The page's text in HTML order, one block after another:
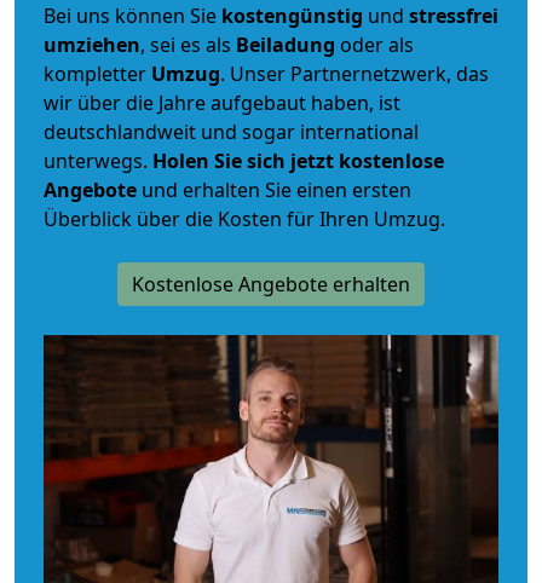
Bei uns können Sie kostengünstig und stressfrei
umziehen, sei es als Beiladung oder als
kompletter Umzug. Unser Partnernetzwerk, das
wir über die Jahre aufgebaut haben, ist
deutschlandweit und sogar international
unterwegs. Holen Sie sich jetzt kostenlose
Angebote und erhalten Sie einen ersten
Überblick über die Kosten für Ihren Umzug.
Kostenlose Angebote erhalten